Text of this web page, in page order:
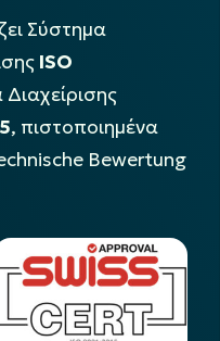
Σύστημα
ISO
, πιστοποιημένα
Bewertung